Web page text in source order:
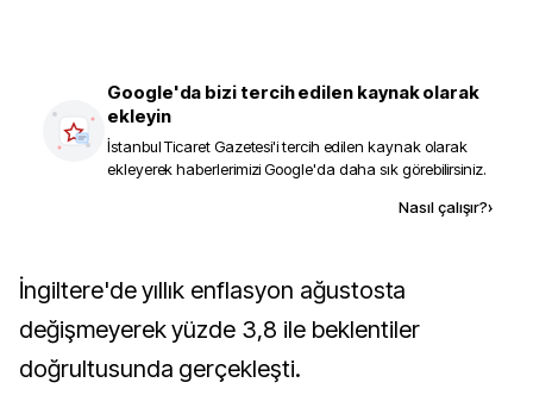
Google'da bizi tercih edilen kaynak olarak
ekleyin
İstanbul Ticaret Gazetesi'i tercih edilen kaynak olarak
ekleyerek haberlerimizi Google'da daha sık görebilirsiniz.
Nasıl çalışır?›
İngiltere'de yıllık enflasyon ağustosta
değişmeyerek yüzde 3,8 ile beklentiler
doğrultusunda gerçekleşti.